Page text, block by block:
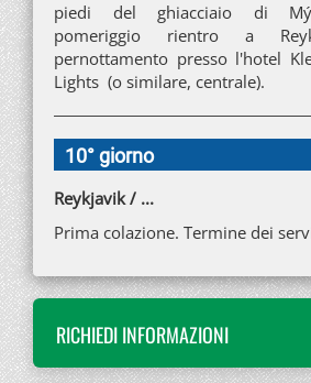
piedi del ghiacciaio di
pomeriggio rientro a
pernottamento presso l'hotel
Lights (o similare, centrale).
10° giorno
Reykjavik / ...
Prima colazione. Termine dei
RICHIEDI INFORMAZIONI